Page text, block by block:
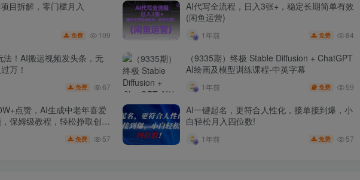
目拆解，零门槛月入
免费 109
AI代写全流程，日入3张+，稳定长期简单有效
(闲鱼运营)
1年前 免费 84
！AI搬运视频发头条，无
万！
免费 67
（9335期）终极 Stable Diffusion + ChatGPT
AI绘画及模型训练课程-中英字幕
1年前 免费 59
点赞，AI生成中老年喜爱
保姆级教程，轻松挣取创作
免费 57
AI一键起名，更符合人性化，接单接到爆，小
白轻松月入四位数!
1年前 免费 57